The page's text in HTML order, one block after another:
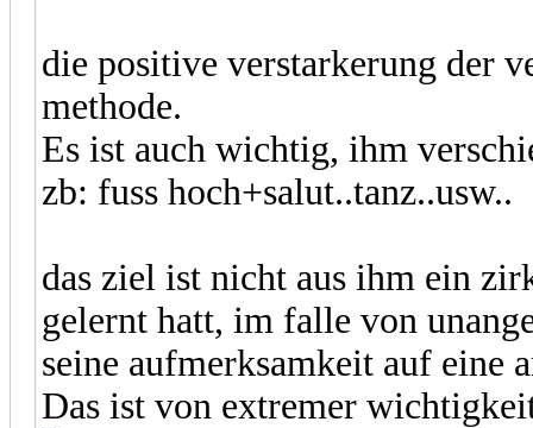
die positive verstarkerung der
methode.
Es ist auch wichtig, ihm
zb: fuss hoch+salut..tanz..usw..
das ziel ist nicht aus ihm ein
gelernt hatt, im falle von
seine aufmerksamkeit auf eine
Das ist von extremer